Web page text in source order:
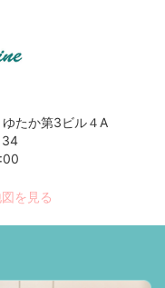
たか第3ビル４A
を見る